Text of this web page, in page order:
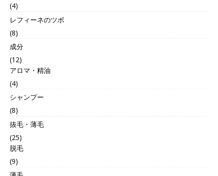
(4)
レフィーネのツボ
(8)
成分
(12)
アロマ・精油
(4)
シャンプー
(8)
抜毛・薄毛
(25)
脱毛
(9)